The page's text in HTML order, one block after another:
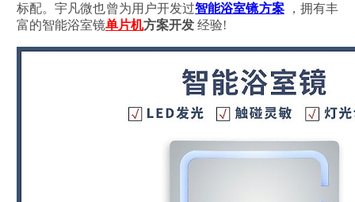
标配。宇凡微也曾为用户开发过智能浴室镜方案
，拥有丰
富的智能浴室镜单片机方案开发 经验!